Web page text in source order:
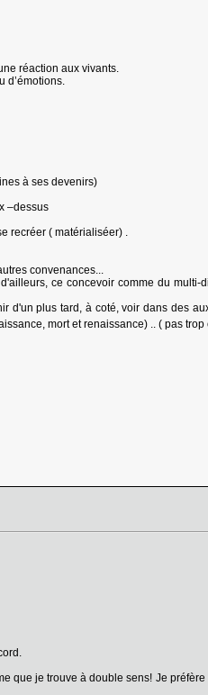
réaction aux vivants.
d’émotions.
à ses devenirs)
–dessus
recréer ( matérialiséer) .
convenances...
ce concevoir comme du multi-
d'un plus tard, à coté, voir dans des
mort et renaissance) .. ( pas trop
que je trouve à double sens! Je